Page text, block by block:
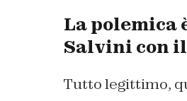
La polemica
Salvini con
Tutto legittimo,